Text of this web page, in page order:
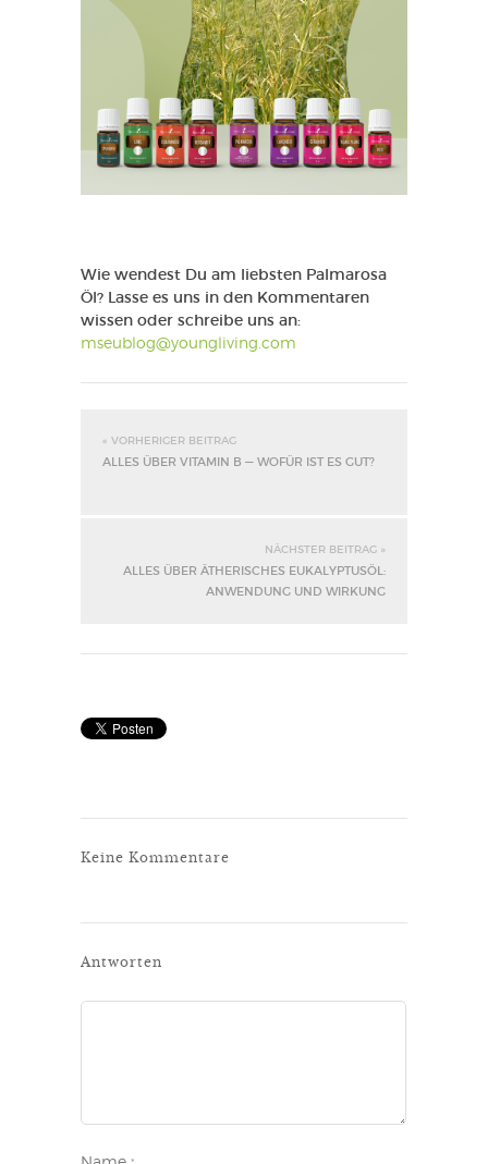
Wie wendest Du am liebsten Palmarosa
Öl? Lasse es uns in den Kommentaren
wissen oder schreibe uns an:
mseublog@youngliving.com
« VORHERIGER BEITRAG
ALLES ÜBER VITAMIN B — WOFÜR IST ES GUT?
NÄCHSTER BEITRAG »
ALLES ÜBER ÄTHERISCHES EUKALYPTUSÖL:
ANWENDUNG UND WIRKUNG
Keine Kommentare
Antworten